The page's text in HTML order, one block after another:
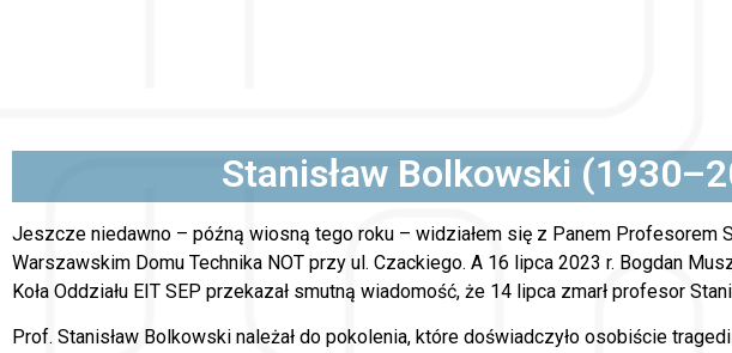
Stanisław Bolkowski
Jeszcze niedawno – późną wiosną tego roku – widziałem się z Panem Profesorem
Warszawskim Domu Technika NOT przy ul. Czackiego. A 16 lipca 2023 r. Bogdan
Koła Oddziału EIT SEP przekazał smutną wiadomość, że 14 lipca zmarł profesor
Prof. Stanisław Bolkowski należał do pokolenia, które doświadczyło osobiście